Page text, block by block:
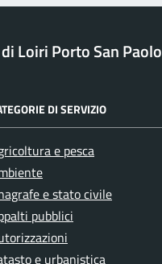
Loiri Porto San Paolo
DI SERVIZIO
e pesca
e stato civile
pubblici
e urbanistica